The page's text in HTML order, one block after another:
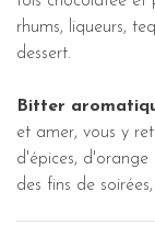
rhums, liqueurs,
dessert.
Bitter
et amer, vous y
d'épices, d'orange
des fins de